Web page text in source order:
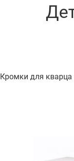
Кромки для кварца